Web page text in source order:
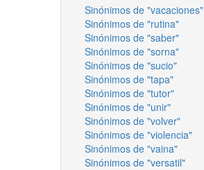
Sinónimos de "vacaciones"
Sinónimos de "rutina"
Sinónimos de "saber"
Sinónimos de "sorna"
Sinónimos de "sucio"
Sinónimos de "tapa"
Sinónimos de "tutor"
Sinónimos de "unir"
Sinónimos de "volver"
Sinónimos de "violencia"
Sinónimos de "vaina"
Sinónimos de "versatil"